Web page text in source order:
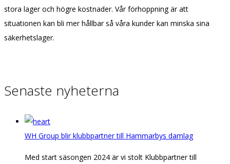
stora lager och högre kostnader. Vår förhoppning är att
situationen kan bli mer hållbar så våra kunder kan minska sina
säkerhetslager.
Senaste nyheterna
WH Group blir klubbpartner till Hammarbys damlag
Med start säsongen 2024 är vi stolt Klubbpartner till